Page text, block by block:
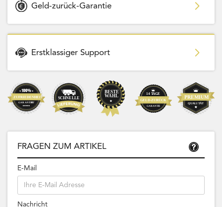
Geld-zurück-Garantie
Erstklassiger Support
FRAGEN ZUM ARTIKEL
E-Mail
Nachricht